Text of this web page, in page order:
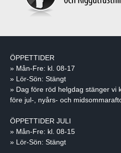
ÖPPETTIDER
» Mån-Fre: kl. 08-17
» Lör-Sön: Stängt
» Dag före röd helgdag stänger vi
före jul-, nyårs- och
ÖPPETTIDER JULI
» Mån-Fre: kl. 08-15
» Lör-Sön: Stängt